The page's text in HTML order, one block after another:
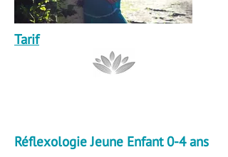
Tarif
Réflexologie Jeune Enfant 0-4 ans